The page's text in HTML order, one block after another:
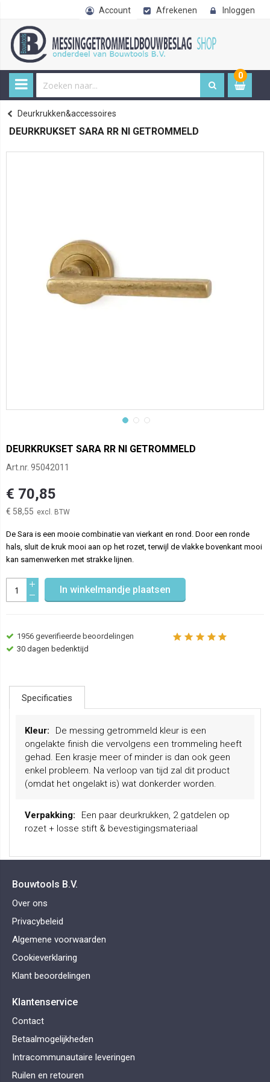
Account Afrekenen Inloggen
0
item
Home
Deurkrukken&accessoires
DEURKRUKSET SARA RR NI GETROMMELD
DEURKRUKSET SARA RR NI GETROMMELD
Art.nr. 95042011
€ 70,85
€ 58,55
De Sara is een mooie combinatie van vierkant en rond. Door een ronde
hals, sluit de kruk mooi aan op het rozet, terwijl de vlakke bovenkant mooi
kan samenwerken met strakke lijnen.
In winkelmandje plaatsen
1956 geverifieerde beoordelingen
30 dagen bedenktijd
Specificaties
informatie De messing getrommeld kleur is een
ongelakte finish die vervolgens een trommeling heeft
gehad. Een krasje meer of minder is dan ook geen
enkel probleem. Na verloop van tijd zal dit product
(omdat het ongelakt is) wat donkerder worden.
Een paar deurkrukken, 2 gatdelen op
rozet + losse stift & bevestigingsmateriaal
Bouwtools B.V.
Over ons
Privacybeleid
Algemene voorwaarden
Cookieverklaring
Klant beoordelingen
Klantenservice
Contact
Betaalmogelijkheden
Intracommunautaire leveringen
Ruilen en retouren